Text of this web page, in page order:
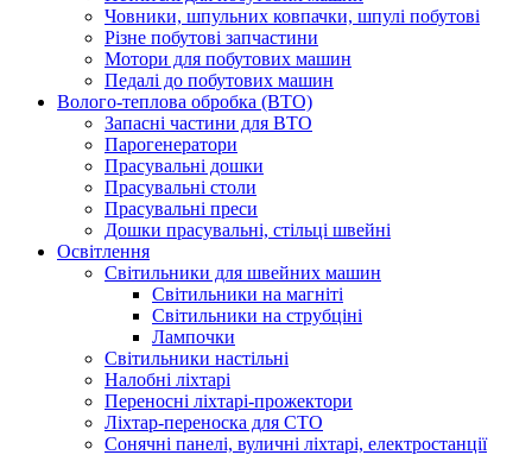
Човники, шпульних ковпачки, шпулі побутові
Різне побутові запчастини
Мотори для побутових машин
Педалі до побутових машин
Волого-теплова обробка (ВТО)
Запасні частини для ВТО
Парогенератори
Прасувальні дошки
Прасувальні столи
Прасувальні преси
Дошки прасувальні, стільці швейні
Освітлення
Світильники для швейних машин
Світильники на магніті
Світильники на струбціні
Лампочки
Світильники настільні
Налобні ліхтарі
Переносні ліхтарі-прожектори
Ліхтар-переноска для СТО
Сонячні панелі, вуличні ліхтарі, електростанції